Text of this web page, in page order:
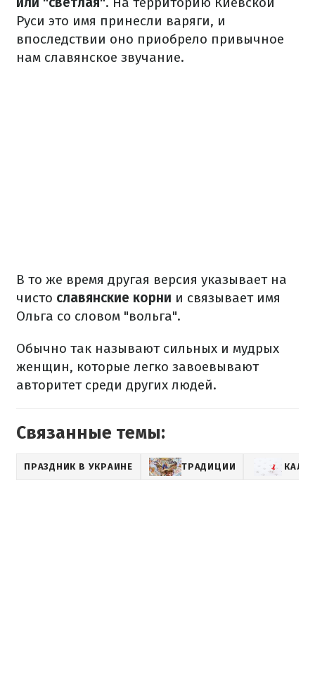
Руси это имя принесли варяги, и
впоследствии оно приобрело привычное
нам славянское звучание.
В то же время другая версия указывает на
чисто славянские корни и связывает имя
Ольга со словом "вольга".
Обычно так называют сильных и мудрых
женщин, которые легко завоевывают
авторитет среди других людей.
Связанные темы:
ПРАЗДНИК В УКРАИНЕ ТРАДИЦИИ